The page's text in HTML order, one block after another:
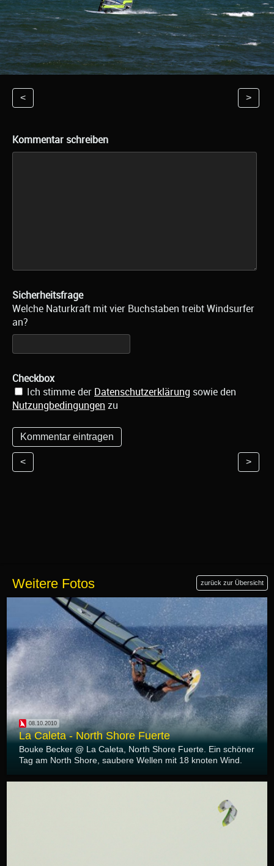
< >
Kommentar schreiben
Sicherheitsfrage
Welche Naturkraft mit vier Buchstaben treibt Windsurfer
an?
Checkbox
Ich stimme der Datenschutzerklärung sowie den
Nutzungbedingungen zu
< >
Weitere Fotos zurück zur Übersicht
08.10.2010
La Caleta - North Shore Fuerte
Bouke Becker @ La Caleta, North Shore Fuerte. Ein schöner
Tag am North Shore, saubere Wellen mit 18 knoten Wind.